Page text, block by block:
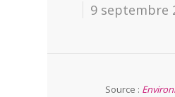
9 septembre
Source :